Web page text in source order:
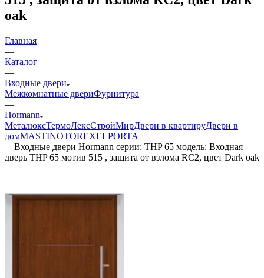
oak
Главная
—
Каталог
—
Входные двери
Межкомнатные двериФурнитура
—
Hormann
МеталюксТермоЛексСтройМирДвери в квартируДвери в
домMASTINOTOREXELPORTA
—Входные двери Hormann серии: THP 65 модель: Входная
дверь THP 65 мотив 515 , защита от взлома RC2, цвет Dark oak